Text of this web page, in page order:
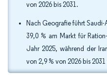
von 2026 bis 2031.
Nach Geografie führt
39,0 % am Markt für
Jahr 2025, während der
von 2,9 % von 2026 bis